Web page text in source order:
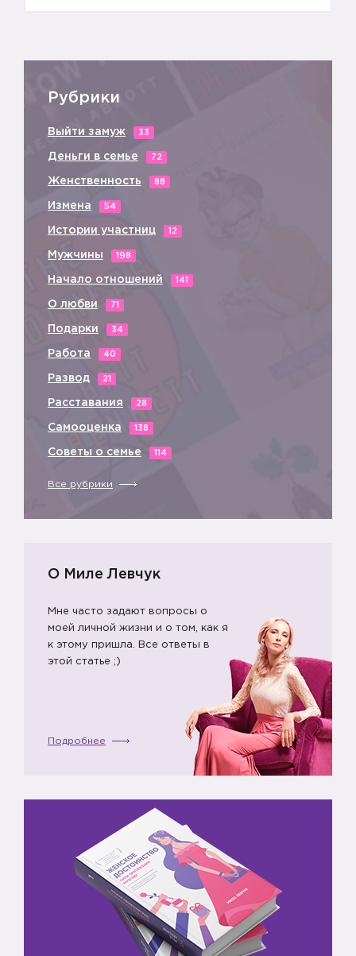
Рубрики
Выйти замуж 33
Деньги в семье 72
Женственность 88
Измена 54
Истории участниц 12
Мужчины 198
Начало отношений 141
О любви 71
Подарки 34
Работа 40
Развод 21
Расставания 28
Самооценка 138
Советы о семье 114
Все рубрики
О Миле Левчук
Мне часто задают вопросы о
моей личной жизни и о том, как я
к этому пришла. Все ответы в
этой статье ;)
Подробнее